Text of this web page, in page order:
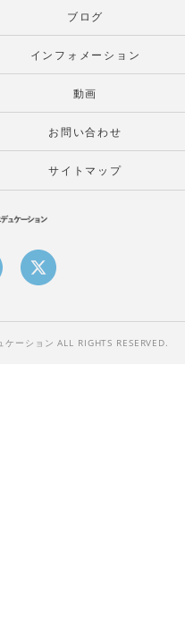
ブログ
インフォメーション
動画
お問い合わせ
サイトマップ
ーション ALL RIGHTS RESERVED.